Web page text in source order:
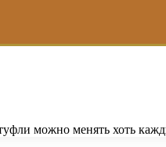
можно менять хоть